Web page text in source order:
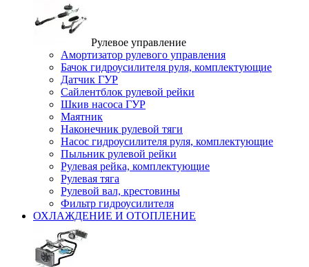
Рулевое управление
Амортизатор рулевого управления
Бачок гидроусилителя руля, комплектующие
Датчик ГУР
Сайлентблок рулевой рейки
Шкив насоса ГУР
Маятник
Наконечник рулевой тяги
Насос гидроусилителя руля, комплектующие
Пыльник рулевой рейки
Рулевая рейка, комплектующие
Рулевая тяга
Рулевой вал, крестовины
Фильтр гидроусилителя
ОХЛАЖДЕНИЕ И ОТОПЛЕНИЕ